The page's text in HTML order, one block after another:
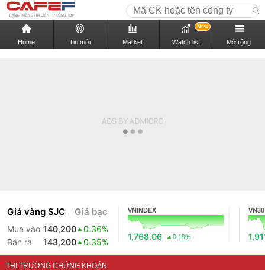
Home Tin mới Market Watch list
New
Mở rộng
Giá vàng SJC Giá bạc
Mua vào 140,200
0.36%
Bán ra
143,200 0.35%
VNINDEX
1,768.06 0.19%
VN30
THỊ TRƯỜNG CHỨNG KHOÁN